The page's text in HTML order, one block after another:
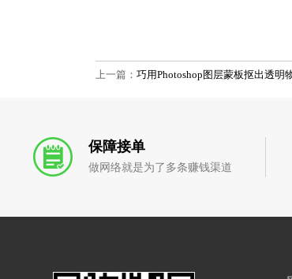
上一篇： 巧用Photoshop图层蒙板抠出透明
保障接单
做网络就是为了多条赚钱渠道